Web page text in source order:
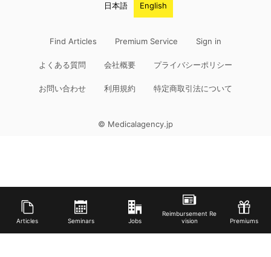
Articles Seminars Jobs
Reimbursement Re
vision
Premiums
日本語 English
Find Articles Premium Service Sign in
よくある質問 会社概要 プライバシーポリシー
お問い合わせ 利用規約 特定商取引法について
© Medicalagency.jp